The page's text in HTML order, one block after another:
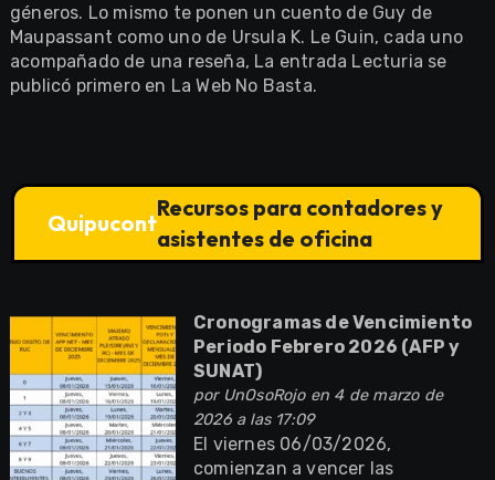
géneros. Lo mismo te ponen un cuento de Guy de
Maupassant como uno de Ursula K. Le Guin, cada uno
acompañado de una reseña, La entrada Lecturia se
publicó primero en La Web No Basta.
Quipucont
Recursos para contadores y
asistentes de oficina
Cronogramas de Vencimiento
Periodo Febrero 2026 (AFP y
SUNAT)
por UnOsoRojoen 4 de marzo de
2026 a las 17:09
El viernes 06/03/2026,
comienzan a vencer las